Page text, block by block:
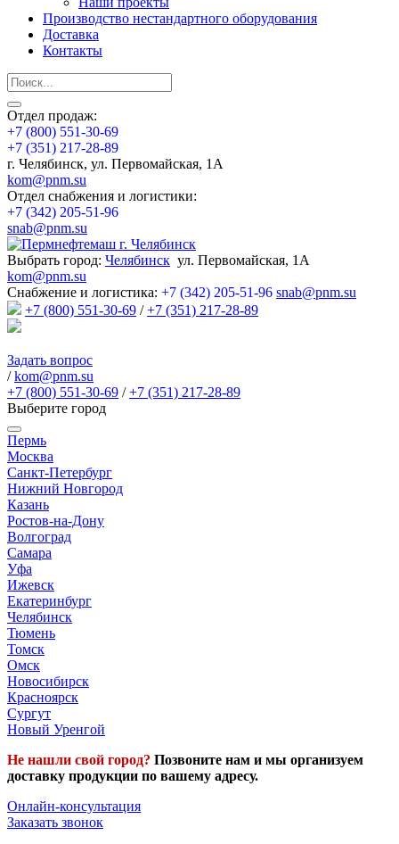
Производство нестандартного оборудования
Доставка
Контакты
Отдел продаж:
+7 (800) 551-30-69
+7 (351) 217-28-89
г. Челябинск, ул. Первомайская, 1А
kom@pnm.su
Отдел снабжения и логистики:
+7 (342) 205-51-96
snab@pnm.su
Выбрать город: Челябинск ул. Первомайская, 1А
kom@pnm.su
Снабжение и логистика: +7 (342) 205-51-96 snab@pnm.su
+7 (800) 551-30-69 /+7 (351) 217-28-89
Задать вопрос
/kom@pnm.su
+7 (800) 551-30-69 /+7 (351) 217-28-89
Выберите город
Пермь
Москва
Санкт-Петербург
Нижний Новгород
Казань
Ростов-на-Дону
Волгоград
Самара
Уфа
Ижевск
Екатеринбург
Челябинск
Тюмень
Томск
Омск
Новосибирск
Красноярск
Сургут
Новый Уренгой
Не нашли свой город? Позвоните нам и мы организуем
доставку продукции по вашему адресу.
Онлайн-консультация
Заказать звонок